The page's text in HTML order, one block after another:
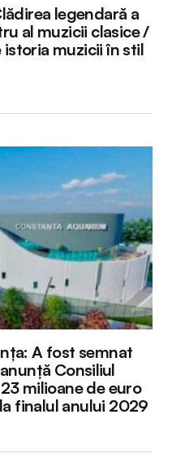
legendară a
al muzicii clasice /
muzicii în stil
A fost semnat
Consiliul
milioane de euro
finalul anului 2029